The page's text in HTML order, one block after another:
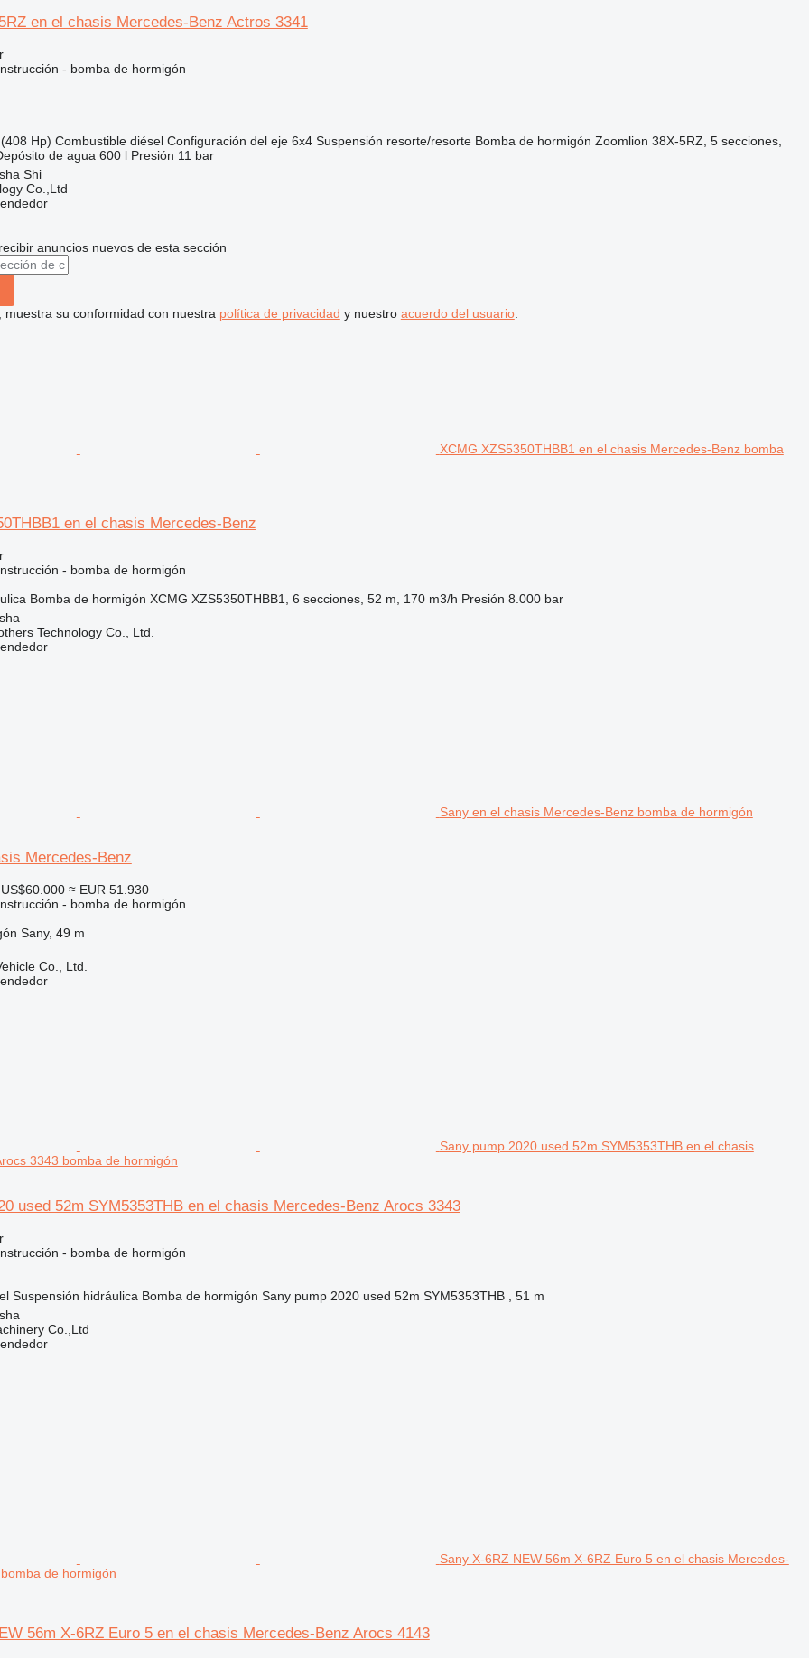
en el chasis Mercedes-Benz Actros 3341
- bomba de hormigón
Hp) Combustible diésel Configuración del eje 6x4 Suspensión resorte/resorte Bomba de hormigón Zoomlion 38X-5RZ, 5 secciones,
de agua 600 l Presión 11 bar
Shi
Co.,Ltd
anuncios nuevos de esta sección
muestra su conformidad con nuestra política de privacidad y nuestro acuerdo del usuario.
XCMG XZS5350THBB1 en el chasis Mercedes-Benz bomba
en el chasis Mercedes-Benz
- bomba de hormigón
Bomba de hormigón XCMG XZS5350THBB1, 6 secciones, 52 m, 170 m3/h Presión 8.000 bar
Technology Co., Ltd.
Sany en el chasis Mercedes-Benz bomba de hormigón
Mercedes-Benz
US$60.000 ≈ EUR 51.930
- bomba de hormigón
Sany, 49 m
Co., Ltd.
Sany pump 2020 used 52m SYM5353THB en el chasis
3343 bomba de hormigón
used 52m SYM5353THB en el chasis Mercedes-Benz Arocs 3343
- bomba de hormigón
Suspensión hidráulica Bomba de hormigón Sany pump 2020 used 52m SYM5353THB , 51 m
Co.,Ltd
Sany X-6RZ NEW 56m X-6RZ Euro 5 en el chasis Mercedes-
de hormigón
56m X-6RZ Euro 5 en el chasis Mercedes-Benz Arocs 4143